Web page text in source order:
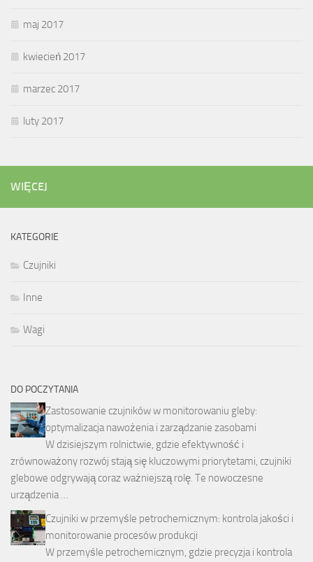
maj 2017
kwiecień 2017
marzec 2017
luty 2017
WIĘCEJ
KATEGORIE
Czujniki
Inne
Wagi
DO POCZYTANIA
Zastosowanie czujników w monitorowaniu gleby:
optymalizacja nawożenia i zarządzanie zasobami
W dzisiejszym rolnictwie, gdzie efektywność i
zrównoważony rozwój stają się kluczowymi priorytetami, czujniki
glebowe odgrywają coraz ważniejszą rolę. Te nowoczesne
urządzenia …
Czujniki w przemyśle petrochemicznym: kontrola jakości i
monitorowanie procesów produkcji
W przemyśle petrochemicznym, gdzie precyzja i kontrola